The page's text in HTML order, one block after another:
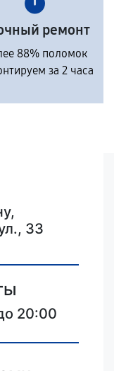
ремонт
88% поломок
за 2 часа
33
20:00